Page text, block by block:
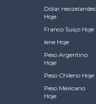
Dólar neozelandes
Hoje
Franco Suiço Hoje
Iene Hoje
Peso Argentino
Hoje
Peso Chileno Hoje
Peso Mexicano
Hoje